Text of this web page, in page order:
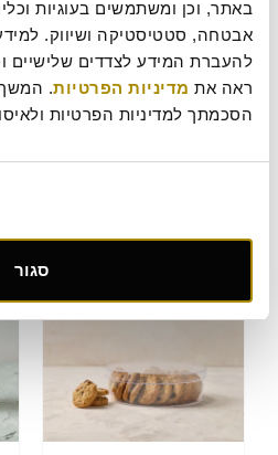
ראה את מדיניות הפרטיות
הסכמתך למדיניות הפרטיות
סגור
מקרונס אינפיניטי וניל (